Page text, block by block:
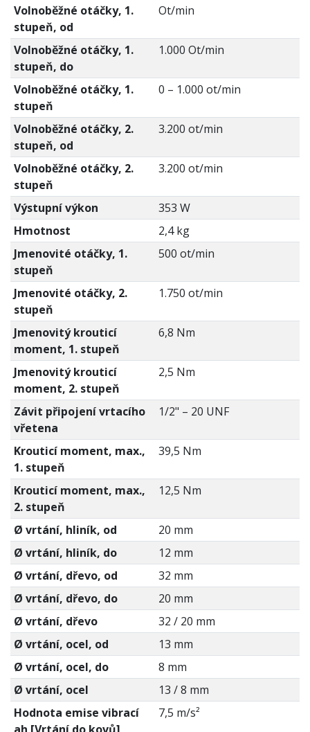
Volnoběžné otáčky, 1.
stupeň, od
Ot/min
Volnoběžné otáčky, 1.
stupeň, do
1.000 Ot/min
Volnoběžné otáčky, 1.
stupeň
0 – 1.000 ot/min
Volnoběžné otáčky, 2.
stupeň, od
3.200 ot/min
Volnoběžné otáčky, 2.
stupeň
3.200 ot/min
Výstupní výkon
353 W
Hmotnost
2,4 kg
Jmenovité otáčky, 1.
stupeň
500 ot/min
Jmenovité otáčky, 2.
stupeň
1.750 ot/min
Jmenovitý krouticí
moment, 1. stupeň
6,8 Nm
Jmenovitý krouticí
moment, 2. stupeň
2,5 Nm
Závit připojení vrtacího
vřetena
1/2" – 20 UNF
Krouticí moment, max.,
1. stupeň
39,5 Nm
Krouticí moment, max.,
2. stupeň
12,5 Nm
Ø vrtání, hliník, od
20 mm
Ø vrtání, hliník, do
12 mm
Ø vrtání, dřevo, od
32 mm
Ø vrtání, dřevo, do
20 mm
Ø vrtání, dřevo
32 / 20 mm
Ø vrtání, ocel, od
13 mm
Ø vrtání, ocel, do
8 mm
Ø vrtání, ocel
13 / 8 mm
Hodnota emise vibrací
7,5 m/s²